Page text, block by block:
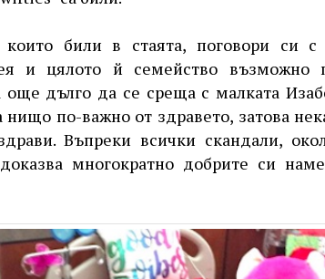
били в стаята, поговори си с
и цялото й семейство възможно
дълго да се среща с малката
по-важно от здравето, затова
Въпреки всички скандали,
многократно добрите си